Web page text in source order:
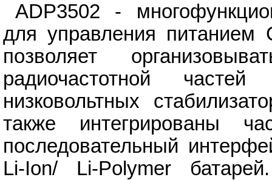
ADP3502 -
для управления питанием
позволяет
радиочастотной
низковольтных
также интегрированы
последовательный
Li-Ion/ Li-Polymer